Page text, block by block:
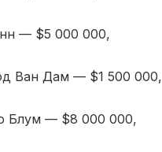
— $5 000 000,
Ван Дам — $1 500 000,
Блум — $8 000 000,